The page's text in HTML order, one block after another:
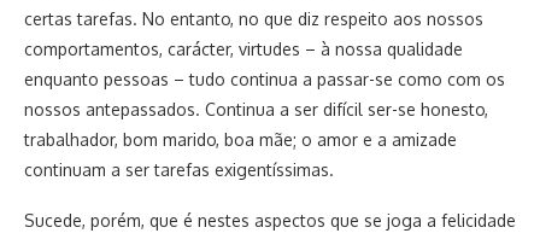
certas tarefas. No entanto, no que diz respeito aos nossos
comportamentos, carácter, virtudes – à nossa qualidade
enquanto pessoas – tudo continua a passar-se como com os
nossos antepassados. Continua a ser difícil ser-se honesto,
trabalhador, bom marido, boa mãe; o amor e a amizade
continuam a ser tarefas exigentíssimas.
Sucede, porém, que é nestes aspectos que se joga a felicidade